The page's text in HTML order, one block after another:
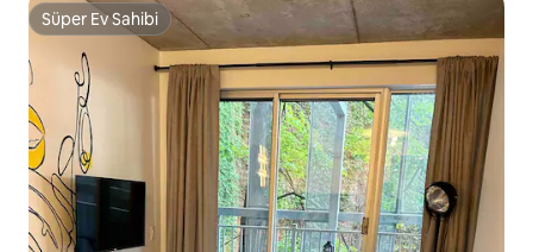
Süper Ev Sahibi
Süper Ev Sahibi